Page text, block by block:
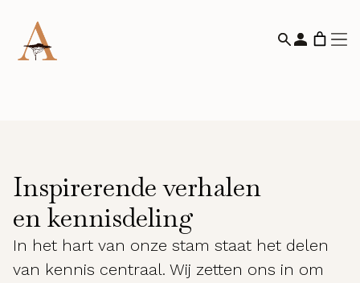
Inspirerende verhalen
en kennisdeling
In het hart van onze stam staat het delen
van kennis centraal. Wij zetten ons in om